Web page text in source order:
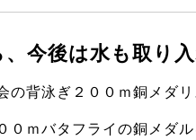
今後は水も取り
背泳ぎ２００ｍ銅メダリ
０ｍバタフライの銅メダ